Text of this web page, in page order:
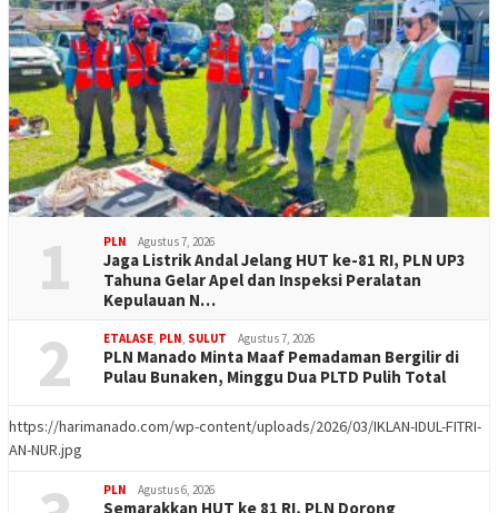
1 PLN Agustus 7, 2026
Jaga Listrik Andal Jelang HUT ke-81 RI, PLN UP3
Tahuna Gelar Apel dan Inspeksi Peralatan
Kepulauan N…
2 ETALASE PLN SULUT Agustus 7, 2026
PLN Manado Minta Maaf Pemadaman Bergilir di
Pulau Bunaken, Minggu Dua PLTD Pulih Total
https://harimanado.com/wp-content/uploads/2026/03/IKLAN-IDUL-FITRI-
AN-NUR.jpg
PLN Agustus 6, 2026
Semarakkan HUT ke 81 RI, PLN Dorong